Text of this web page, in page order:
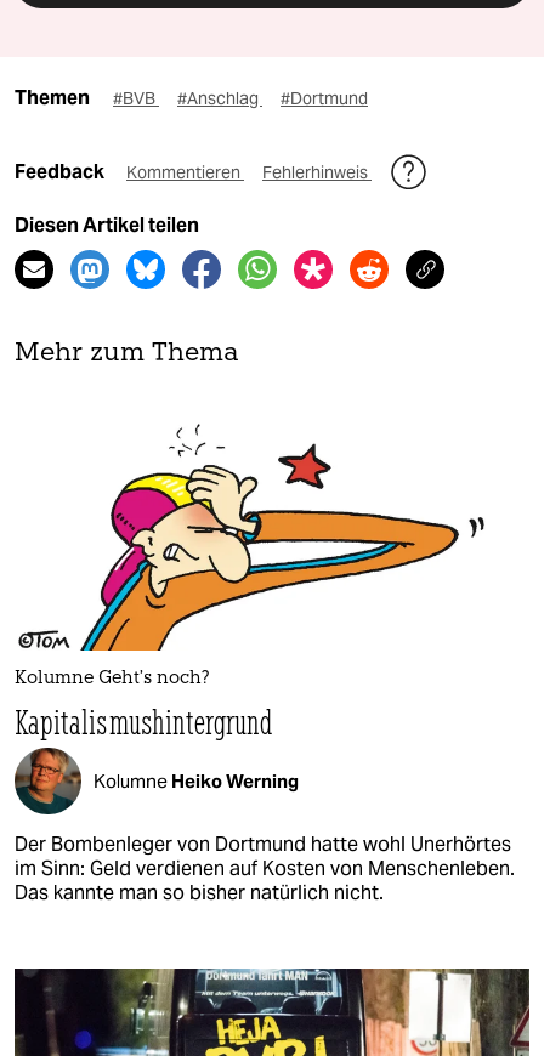
Themen #BVB #Anschlag #Dortmund
Feedback Kommentieren Fehlerhinweis
Diesen Artikel teilen
Mehr zum Thema
Kolumne Geht’s noch?
Kapitalismushintergrund
Kolumne Heiko Werning
Der Bombenleger von Dortmund hatte wohl Unerhörtes
im Sinn: Geld verdienen auf Kosten von Menschenleben.
Das kannte man so bisher natürlich nicht.